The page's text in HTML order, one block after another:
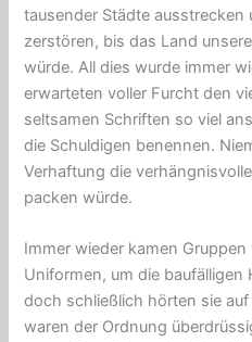
tausender Städte
zerstören, bis das Land
würde. All dies wurde immer
erwarteten voller Furcht den
seltsamen Schriften so viel
die Schuldigen benennen.
Verhaftung die
packen würde.
Immer wieder kamen
Uniformen, um die baufälligen
doch schließlich hörten sie
waren der Ordnung